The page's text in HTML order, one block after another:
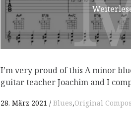
I’m very proud of this A minor
guitar teacher Joachim and I
28. März 2021 Blues,Original